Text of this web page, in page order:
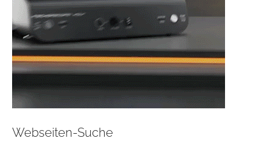
Webseiten-Suche